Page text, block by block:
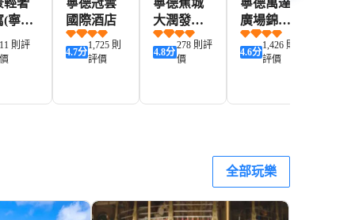
輕奢
(寧德
店)
則評
寧德冠雲
國際酒店
4.7分
1,725 則
評價
寧德蕉城
大潤發亞
朵酒店
4.8分
278 則評
價
寧德萬達
廣場錦江
都城酒店
4.6分
1,426 則
評價
全部玩樂